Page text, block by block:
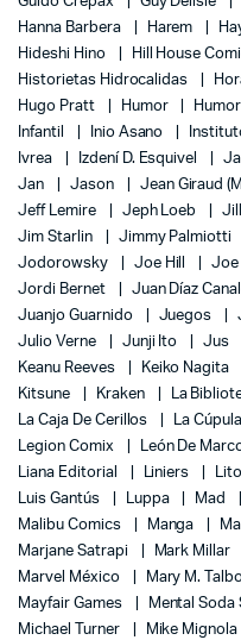
Hanna Barbera
Harem
Hideshi Hino
Hill House
Historietas Hidrocalidas
Hugo Pratt
Humor
Infantil
Inio Asano
Ivrea
Izdení D. Esquivel
Jan
Jason Jean Giraud
Jeff Lemire
Jeph Loeb
Jim Starlin
Jimmy Palmiotti
Jodorowsky
Joe Hill Joe
Jordi Bernet
Juan Díaz
Juanjo Guarnido
Juegos
Julio Verne
Junji Ito Jus
Keanu Reeves
Keiko Nagita
Kitsune
Kraken
La
La Caja De Cerillos
La Cúpula
Legion Comix
León De
Liana Editorial
Liniers
Luis Gantús
Luppa Mad
Malibu Comics
Manga
Marjane Satrapi
Mark Millar
Marvel México
Mary M.
Mayfair Games
Mental Soda
Michael Turner
Mike Mignola